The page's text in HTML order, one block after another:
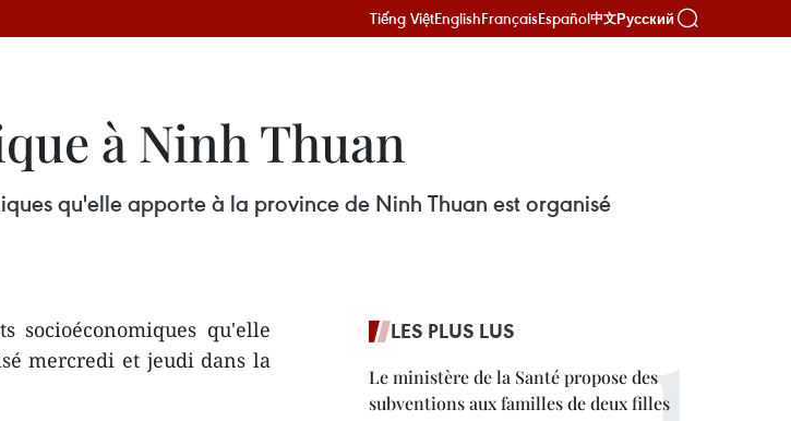
Tiếng ViệtEnglishFrançaisEspañol中文Русский
à Ninh Thuan
qu'elle apporte à la province de Ninh Thuan est organisé
socioéconomiques qu'elle
mercredi et jeudi dans la
LES PLUS LUS
Le ministère de la Santé propose des
subventions aux familles de deux filles